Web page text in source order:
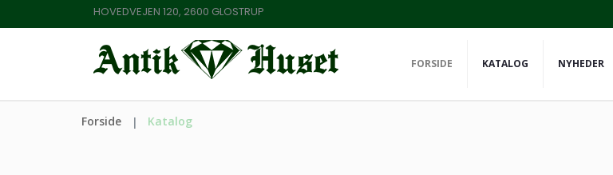
HOVEDVEJEN 120, 2600 GLOSTRUP
FORSIDE KATALOG NYHEDER
Forside Katalog